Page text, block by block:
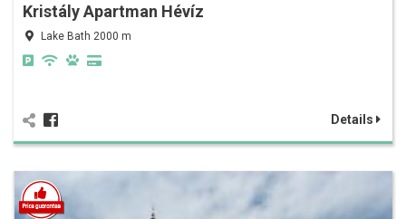
Kristály Apartman Hévíz
Lake Bath 2000 m
Details